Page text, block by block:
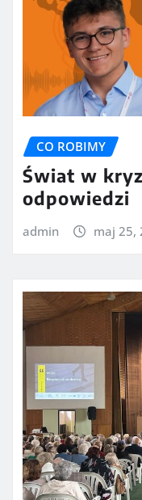
CO ROBIMY
Świat w
odpowiedzi
admin maj 25,